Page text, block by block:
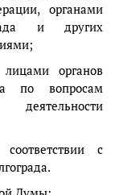
органами
и других
органов
по вопросам
с